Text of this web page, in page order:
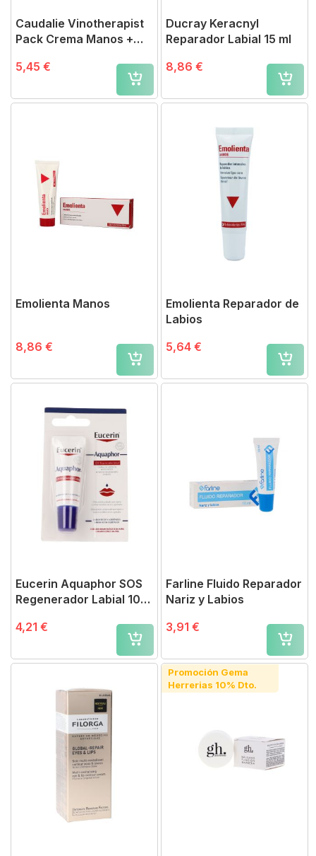
Caudalie Vinotherapist
Pack Crema Manos +
5,45 €
Ducray Keracnyl
Reparador Labial 15 ml
8,86 €
Emolienta Manos
8,86 €
Emolienta Reparador de
Labios
5,64 €
Eucerin Aquaphor SOS
Regenerador Labial 10
4,21 €
Farline Fluido Reparador
Nariz y Labios
3,91 €
Promoción Gema
Herrerias 10% Dto.